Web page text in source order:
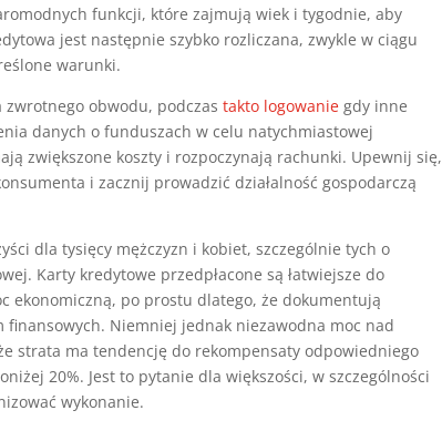
funkcji, które zajmują wiek i tygodnie, aby
jest następnie szybko rozliczana, zwykle w ciągu
warunki.
zwrotnego obwodu, podczastakto logowanie gdy inne
danych o funduszach w celu natychmiastowej
zwiększone koszty i rozpoczynają rachunki. Upewnij się,
i zacznij prowadzić działalność gospodarczą
dla tysięcy mężczyzn i kobiet, szczególnie tych o
Karty kredytowe przedpłacone są łatwiejsze do
ekonomiczną, po prostu dlatego, że dokumentują
Niemniej jednak niezawodna moc nad
strata ma tendencję do rekompensaty odpowiedniego
20%. Jest to pytanie dla większości, w szczególności
wykonanie.